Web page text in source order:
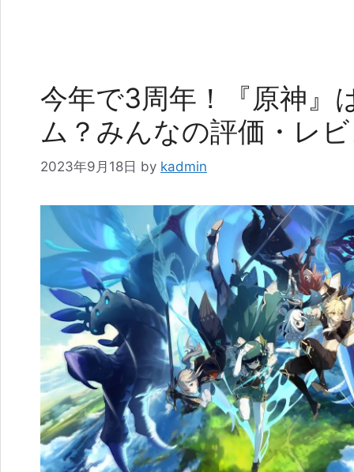
今年で3周年！『原神』
ム？みんなの評価・レ
2023年9月18日 by kadmin